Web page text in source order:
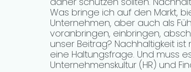
Was bringe ich auf den Markt,
Unternehmen, aber auch als
voranbringen, einbringen,
unser Beitrag? Nachhaltigkeit
eine Haltungsfrage. Und muss
Unternehmenskultur (HR) und